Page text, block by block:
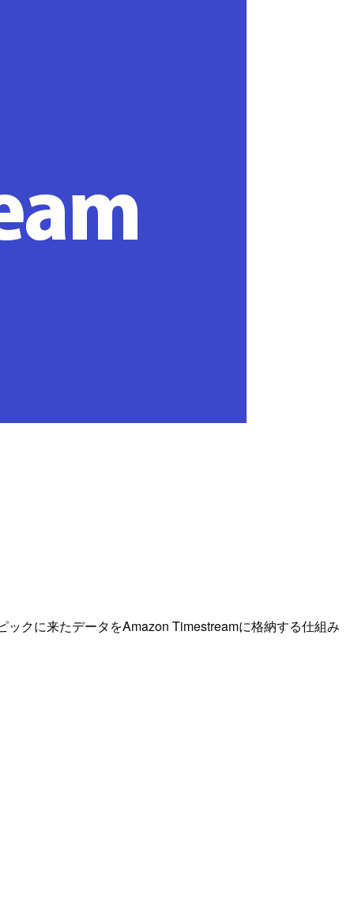
クに来たデータをAmazon Timestreamに格納する仕組み